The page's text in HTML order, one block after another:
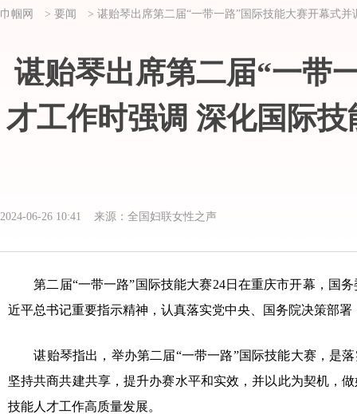
巾帼网 > 要闻 > 谌贻琴出席第二届“一带一路”国际技能大赛开幕式
谌贻琴出席第二届“一带
才工作时强调 深化国际
2024-06-26 10:41 来源：全国妇联女性之声
第二届“一带一路”国际技能大赛24日在重庆市开幕，国务
近平总书记重要指示精神，认真落实党中央、国务院决策部
谌贻琴指出，举办第二届“一带一路”国际技能大赛，是落
坚持共商共建共享，提升办赛水平和实效，并以此为契机，
技能人才工作高质量发展。